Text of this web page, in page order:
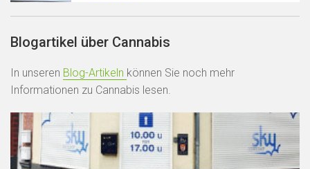
Blogartikel über Cannabis
In unseren Blog-Artikeln können Sie noch mehr
Informationen zu Cannabis lesen.